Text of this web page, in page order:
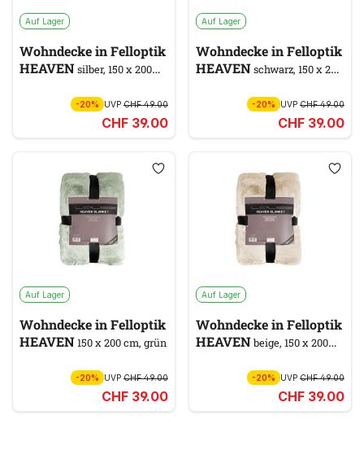
Auf Lager
Wohndecke in Felloptik
HEAVENsilber, 150 x 200
-20% UVP CHF 49.00
CHF 39.00
Auf Lager
Wohndecke in Felloptik
HEAVENschwarz, 150 x 200
-20% UVPCHF 49.00
CHF 39.00
Auf Lager
Wohndecke in Felloptik
HEAVEN150 x 200 cm, grün
-20% UVP CHF 49.00
CHF 39.00
Auf Lager
Wohndecke in Felloptik
HEAVENbeige, 150 x 200
-20% UVPCHF 49.00
CHF 39.00